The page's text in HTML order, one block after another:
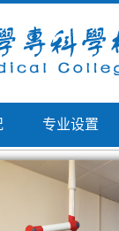
专业设置